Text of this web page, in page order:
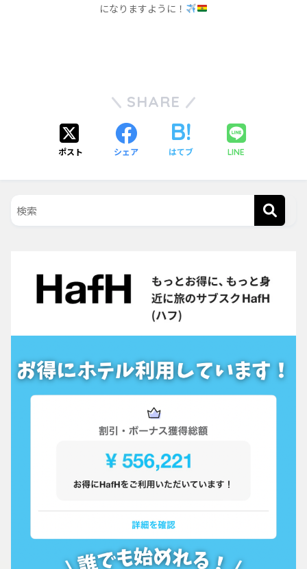
になりますように！
SHARE
ポスト シェア はてブ LINE